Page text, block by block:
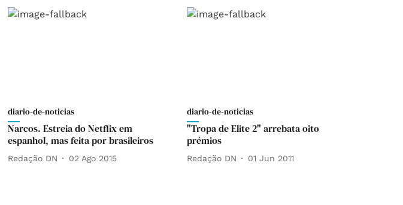
diario-de-noticias
Narcos. Estreia do Netflix em
espanhol, mas feita por brasileiros
Redação DN 02 Ago 2015
diario-de-noticias
"Tropa de Elite 2" arrebata oito
prémios
Redação DN 01 Jun 2011